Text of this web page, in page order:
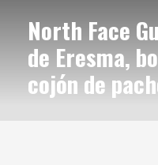
North Face
de Eresma,
cojón de